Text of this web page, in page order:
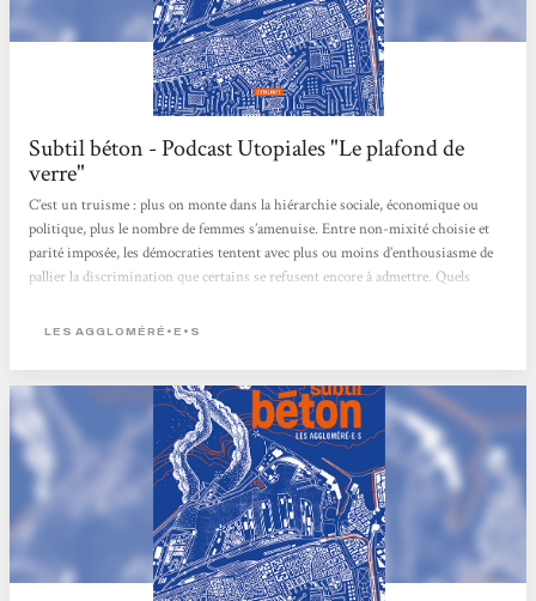
Subtil béton - Podcast Utopiales "Le plafond de
verre"
C’est un truisme : plus on monte dans la hiérarchie sociale, économique ou
politique, plus le nombre de femmes s’amenuise. Entre non-mixité choisie et
parité imposée, les démocraties tentent avec plus ou moins d’enthousiasme de
pallier la discrimination que certains se refusent encore à admettre. Quels
Walton, Ada Palmer, Valérie Mangin Modération : Ugo Bellagamba
LES AGGLOMÉRÉ•E•S